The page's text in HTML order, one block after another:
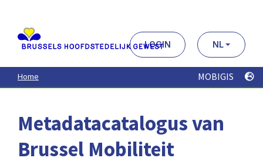
contenu
principal
LOGIN NL
Home MOBIGIS
Metadatacatalogus van
Brussel Mobiliteit